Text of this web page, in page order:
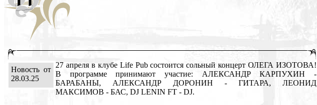
Новость от
28.03.25
27 апреля в клубе Life Pub состоится сольный концерт ОЛЕГА ИЗОТОВА!
В программе принимают участие: АЛЕКСАНДР КАРПУХИН -
БАРАБАНЫ, АЛЕКСАНДР ДОРОНИН - ГИТАРА, ЛЕОНИД
МАКСИМОВ - БАС, DJ LENIN FT - DJ.